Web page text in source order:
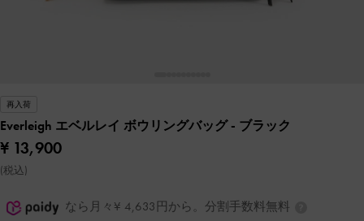
再入荷
Everleigh エベルレイ ボウリングバッグ- ブラック
¥ 13,900
(税込)
なら月々¥ 4,633円から。分割手数料無料